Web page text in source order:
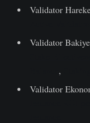
Validator
Validator
,
Validator